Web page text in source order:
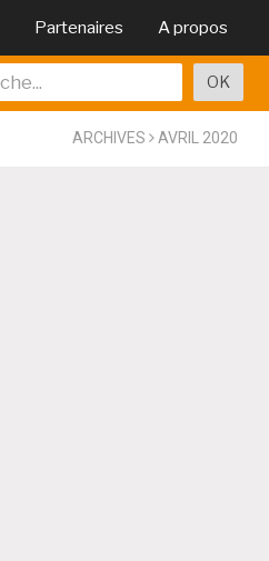
Partenaires A propos
ARCHIVES AVRIL 2020